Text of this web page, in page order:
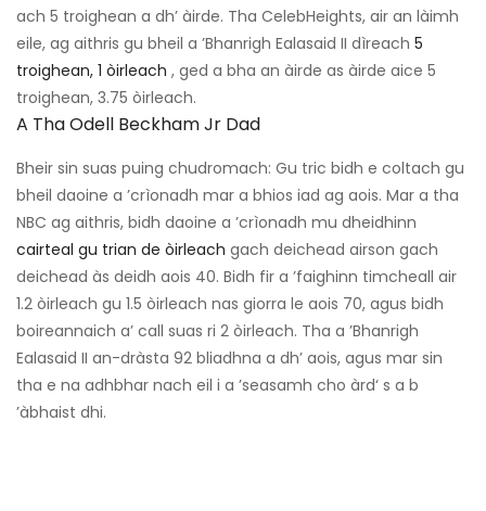
ach 5 troighean a dh’ àirde. Tha CelebHeights, air an làimh
eile, ag aithris gu bheil a ’Bhanrigh Ealasaid II dìreach 5
troighean, 1 òirleach , ged a bha an àirde as àirde aice 5
troighean, 3.75 òirleach.
A Tha Odell Beckham Jr Dad
Bheir sin suas puing chudromach: Gu tric bidh e coltach gu
bheil daoine a ’crìonadh mar a bhios iad ag aois. Mar a tha
NBC ag aithris, bidh daoine a ’crìonadh mu dheidhinn
cairteal gu trian de òirleach gach deichead airson gach
deichead às deidh aois 40. Bidh fir a ’faighinn timcheall air
1.2 òirleach gu 1.5 òirleach nas giorra le aois 70, agus bidh
boireannaich a’ call suas ri 2 òirleach. Tha a ’Bhanrigh
Ealasaid II an-dràsta 92 bliadhna a dh’ aois, agus mar sin
tha e na adhbhar nach eil i a ’seasamh cho àrd‘ s a b
’àbhaist dhi.